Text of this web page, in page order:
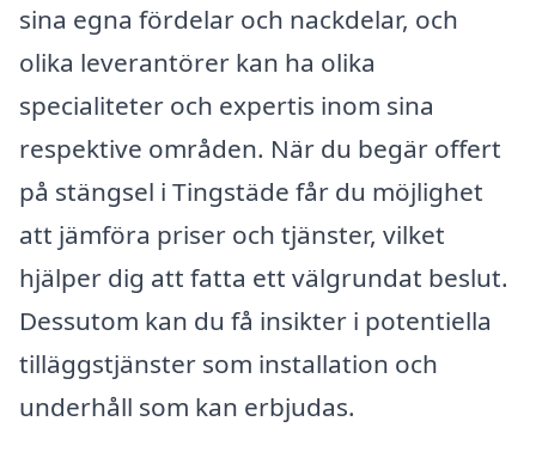
sina egna fördelar och nackdelar, och
olika leverantörer kan ha olika
specialiteter och expertis inom sina
respektive områden. När du begär offert
på stängsel i Tingstäde får du möjlighet
att jämföra priser och tjänster, vilket
hjälper dig att fatta ett välgrundat beslut.
Dessutom kan du få insikter i potentiella
tilläggstjänster som installation och
underhåll som kan erbjudas.